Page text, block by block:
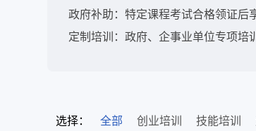
政府补助：特定课程考试合格领证后
定制培训：政府、企事业单位专项培
选择： 全部 创业培训 技能培训